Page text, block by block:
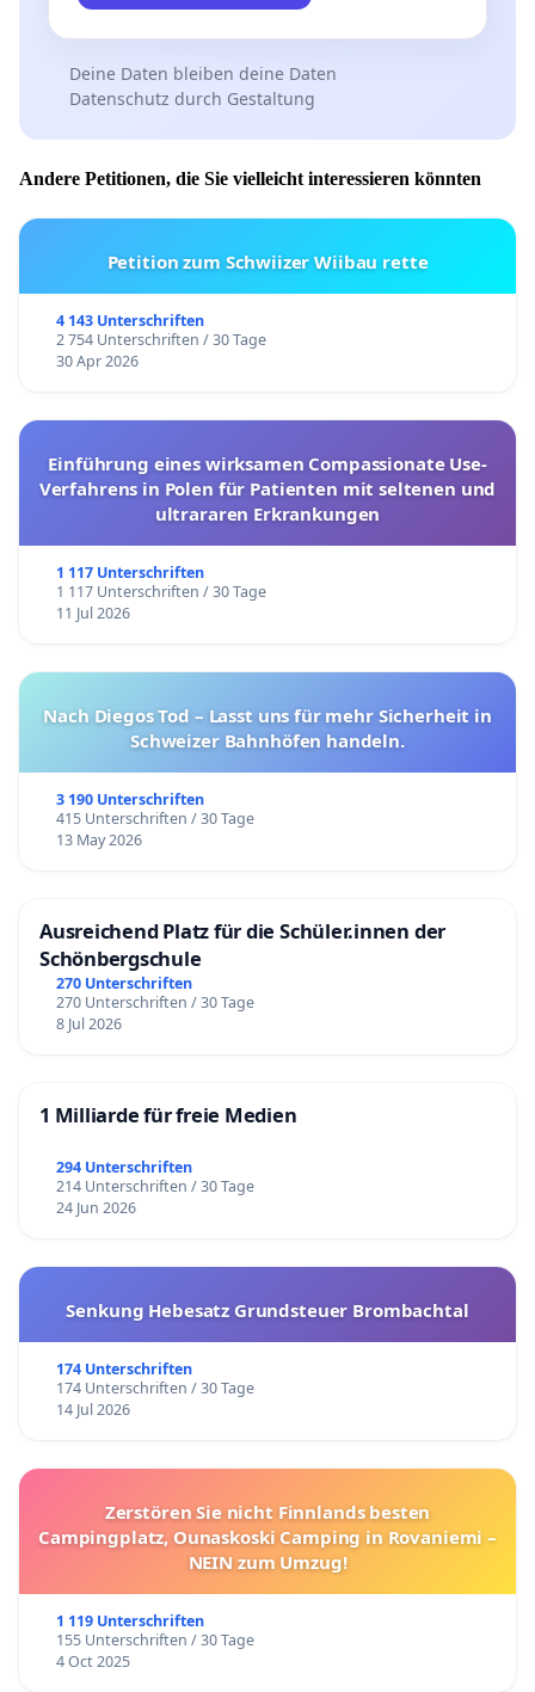
Deine Daten bleiben deine Daten
Datenschutz durch Gestaltung
Andere Petitionen, die Sie vielleicht interessieren könnten
Petition zum Schwiizer Wiibau rette
4 143 Unterschriften
2 754 Unterschriften / 30 Tage
30 Apr 2026
Einführung eines wirksamen Compassionate Use-
Verfahrens in Polen für Patienten mit seltenen und
ultrararen Erkrankungen
1 117 Unterschriften
1 117 Unterschriften / 30 Tage
11 Jul 2026
Nach Diegos Tod – Lasst uns für mehr Sicherheit in
Schweizer Bahnhöfen handeln.
3 190 Unterschriften
415 Unterschriften / 30 Tage
13 May 2026
Ausreichend Platz für die Schüler.innen der
Schönbergschule
270 Unterschriften
270 Unterschriften / 30 Tage
8 Jul 2026
1 Milliarde für freie Medien
294 Unterschriften
214 Unterschriften / 30 Tage
24 Jun 2026
Senkung Hebesatz Grundsteuer Brombachtal
174 Unterschriften
174 Unterschriften / 30 Tage
14 Jul 2026
Zerstören Sie nicht Finnlands besten
Campingplatz, Ounaskoski Camping in Rovaniemi –
NEIN zum Umzug!
1 119 Unterschriften
155 Unterschriften / 30 Tage
4 Oct 2025